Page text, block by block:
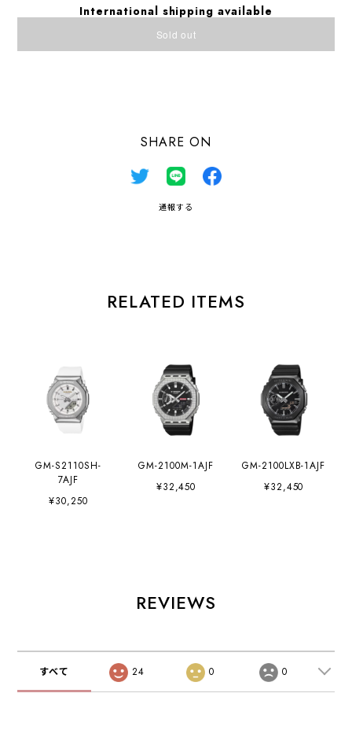
International shipping available
Sold out
SHARE ON
通報する
RELATED ITEMS
GM-S2110SH-
7AJF
¥30,250
GM-2100M-1AJF
¥32,450
GM-2100LXB-1AJF
¥32,450
REVIEWS
すべて 24 0 0